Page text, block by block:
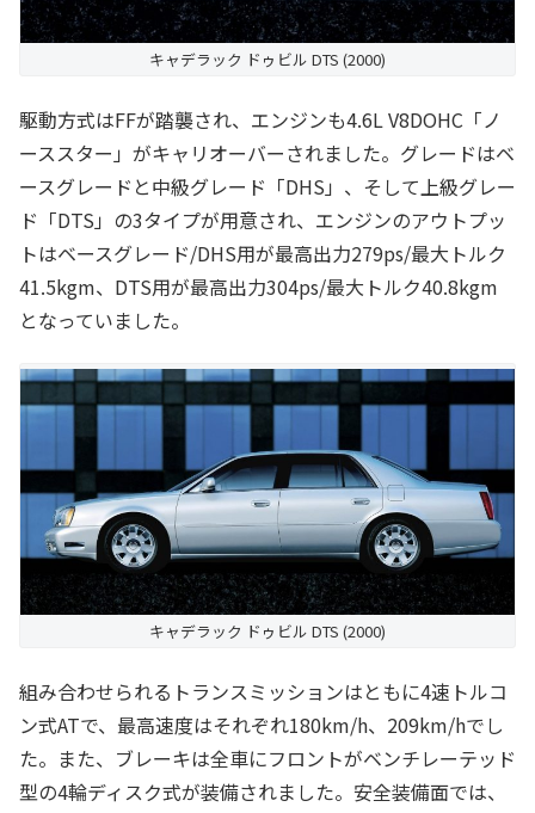
キャデラック ドゥビル DTS (2000)
駆動方式はFFが踏襲され、エンジンも4.6L V8DOHC「ノ
ーススター」がキャリオーバーされました。グレードはベ
ースグレードと中級グレード「DHS」、そして上級グレー
ド「DTS」の3タイプが用意され、エンジンのアウトプッ
トはベースグレード/DHS用が最高出力279ps/最大トルク
41.5kgm、DTS用が最高出力304ps/最大トルク40.8kgm
となっていました。
キャデラック ドゥビル DTS (2000)
組み合わせられるトランスミッションはともに4速トルコ
ン式ATで、最高速度はそれぞれ180km/h、209km/hでし
た。また、ブレーキは全車にフロントがベンチレーテッド
型の4輪ディスク式が装備されました。安全装備面では、